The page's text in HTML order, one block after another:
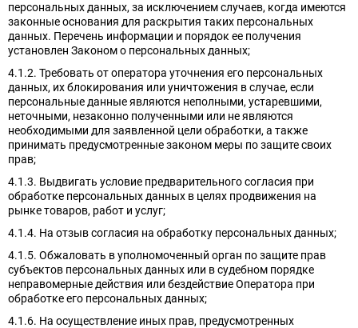
персональных данных, за исключением случаев, когда имеются
законные основания для раскрытия таких персональных
данных. Перечень информации и порядок ее получения
установлен Законом о персональных данных;
4.1.2. Требовать от оператора уточнения его персональных
данных, их блокирования или уничтожения в случае, если
персональные данные являются неполными, устаревшими,
неточными, незаконно полученными или не являются
необходимыми для заявленной цели обработки, а также
принимать предусмотренные законом меры по защите своих
прав;
4.1.3. Выдвигать условие предварительного согласия при
обработке персональных данных в целях продвижения на
рынке товаров, работ и услуг;
4.1.4. На отзыв согласия на обработку персональных данных;
4.1.5. Обжаловать в уполномоченный орган по защите прав
субъектов персональных данных или в судебном порядке
неправомерные действия или бездействие Оператора при
обработке его персональных данных;
4.1.6. На осуществление иных прав, предусмотренных